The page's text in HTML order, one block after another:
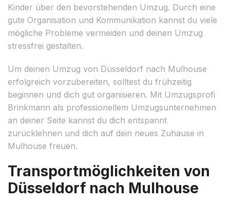
Kinder über den bevorstehenden Umzug. Durch eine
gute Organisation und Kommunikation kannst du viele
mögliche Probleme vermeiden und deinen Umzug
stressfrei gestalten.
Um deinen Umzug von Düsseldorf nach Mulhouse
erfolgreich vorzubereiten, solltest du frühzeitig
beginnen und dich gut organisieren. Mit Umzugsprofi
Brinkmann als professionellem Umzugsunternehmen
an deiner Seite kannst du dich entspannt
zurücklehnen und dich auf dein neues Zuhause in
Mulhouse freuen.
Transportmöglichkeiten von
Düsseldorf nach Mulhouse